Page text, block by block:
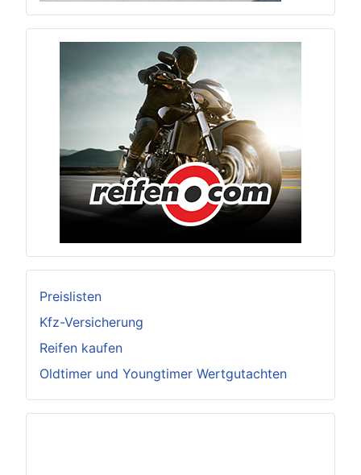
Preislisten
Kfz-Versicherung
Reifen kaufen
Oldtimer und Youngtimer Wertgutachten